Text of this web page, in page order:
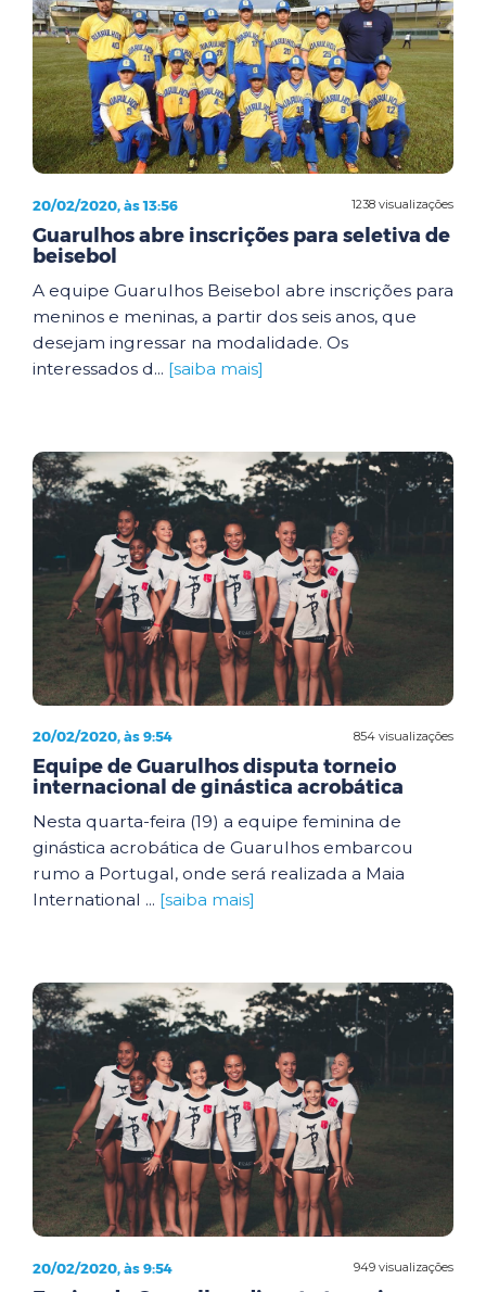
1238 visualizações
20/02/2020, às 13:56
Guarulhos abre inscrições para seletiva de
beisebol
A equipe Guarulhos Beisebol abre inscrições para
meninos e meninas, a partir dos seis anos, que
desejam ingressar na modalidade. Os
interessados d... [saiba mais]
854 visualizações
20/02/2020, às 9:54
Equipe de Guarulhos disputa torneio
internacional de ginástica acrobática
Nesta quarta-feira (19) a equipe feminina de
ginástica acrobática de Guarulhos embarcou
rumo a Portugal, onde será realizada a Maia
International ... [saiba mais]
949 visualizações
20/02/2020, às 9:54